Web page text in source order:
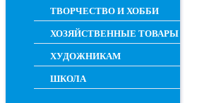
ТВОРЧЕСТВО И ХОББИ
ХОЗЯЙСТВЕННЫЕ ТОВАРЫ
ХУДОЖНИКАМ
ШКОЛА